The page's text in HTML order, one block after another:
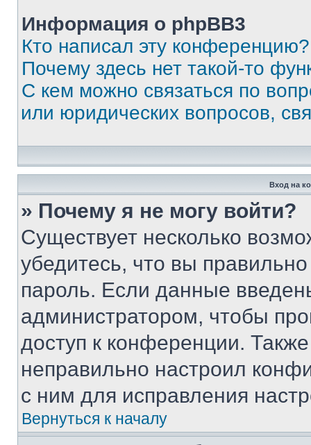
Информация о phpBB3
Кто написал эту конференцию?
Почему здесь нет такой-то
С кем можно связаться по
или юридических вопросов,
Вход на
» Почему я не могу войти?
Существует несколько
убедитесь, что вы
пароль. Если данные
администратором, чтобы
доступ к конференции.
неправильно настроил
с ним для исправления
Вернуться к началу